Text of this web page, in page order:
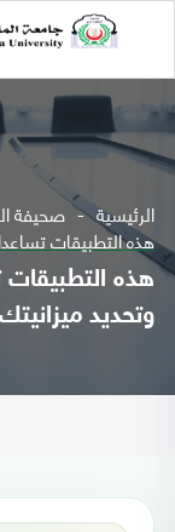
الرئيسية صحيفة
هذه التطبيقات
هذه
وتحديد ميزانيتك